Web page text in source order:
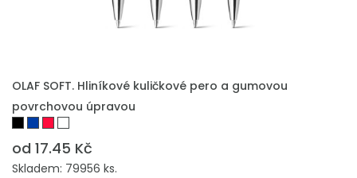
PŘIDAT DO POPTÁVKY
OLAF SOFT. Hliníkové kuličkové pero a gumovou
povrchovou úpravou
od 17.45 Kč
Skladem: 79956 ks.